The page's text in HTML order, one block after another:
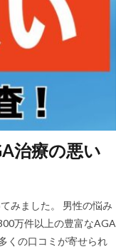
治療の悪い
みました。 男性の悩み
万件以上の豊富なAGA
くの口コミが寄せられ